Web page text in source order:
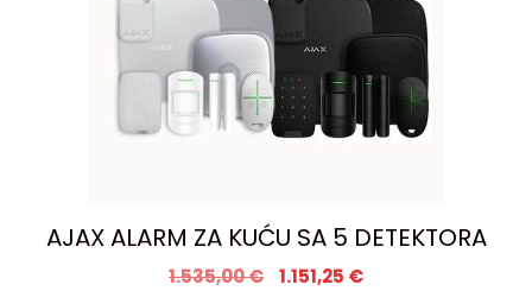
AJAX ALARM ZA KUĆU SA 5 DETEKTORA
1.535,00€ 1.151,25 €